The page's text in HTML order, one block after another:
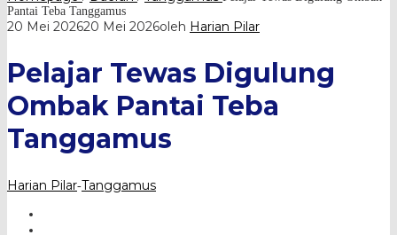
Pantai Teba Tanggamus
20 Mei 202620 Mei 2026oleh Harian Pilar
Pelajar Tewas Digulung
Ombak Pantai Teba
Tanggamus
Harian Pilar-Tanggamus